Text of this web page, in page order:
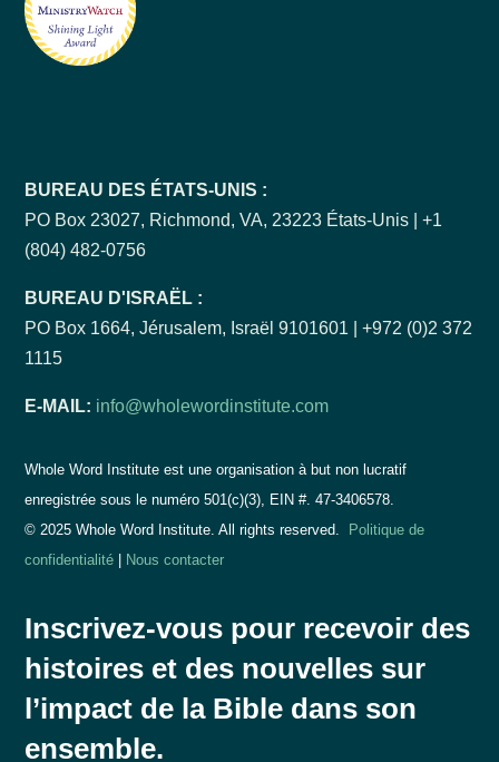
BUREAU DES ÉTATS-UNIS :
PO Box 23027, Richmond, VA, 23223 États-Unis | +1
(804) 482-0756
BUREAU D'ISRAËL :
PO Box 1664, Jérusalem, Israël 9101601 | +972 (0)2 372
1115
E-MAIL: info@wholewordinstitute.com
Whole Word Institute est une organisation à but non lucratif
enregistrée sous le numéro 501(c)(3), EIN #.47-3406578.
© 2025 Whole Word Institute. All rights reserved.
Politique de
confidentialité
Nous contacter
Inscrivez-vous pour recevoir des
histoires et des nouvelles sur
l’impact de la Bible dans son
ensemble.